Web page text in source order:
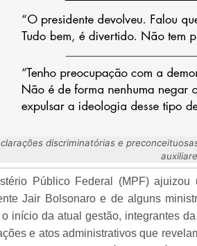
discriminatórias e
Público Federal (MPF)
Jair Bolsonaro e de alguns
o início da atual gestão, integrantes
e atos administrativos que